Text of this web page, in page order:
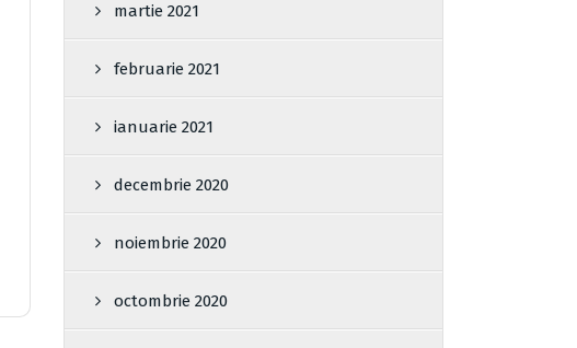
martie 2021
februarie 2021
ianuarie 2021
decembrie 2020
noiembrie 2020
octombrie 2020